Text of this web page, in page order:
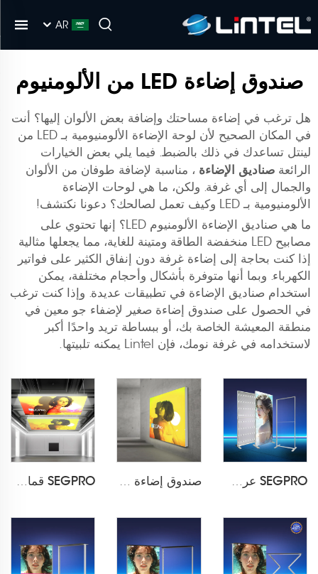
AR
صندوق إضاءة LED من الألومنيوم
هل ترغب في إضاءة مساحتك وإضافة بعض الألوان إليها؟ أنت
في المكان الصحيح لأن لوحة الإضاءة الألومنيومية بـ LED من
لينتل تساعدك في ذلك بالضبط. فيما يلي بعض الخيارات
الرائعة صناديق الإضاءة ، مناسبة لإضافة طوفان من الألوان
والجمال إلى أي غرفة. ولكن، ما هي لوحات الإضاءة
الألومنيومية بـ LED وكيف تعمل لصالحك؟ دعونا نكتشف!
ما هي صناديق الإضاءة الألومنيوم LED؟ إنها تحتوي على
مصابيح LED منخفضة الطاقة ومتينة للغاية، مما يجعلها مثالية
إذا كنت بحاجة إلى إضاءة غرفة دون إنفاق الكثير على فواتير
الكهرباء. وبما أنها متوفرة بأشكال وأحجام مختلفة، يمكن
استخدام صناديق الإضاءة في تطبيقات عديدة. وإذا كنت ترغب
في الحصول على صندوق إضاءة صغير لإضفاء جو معين في
منطقة المعيشة الخاصة بك، أو ببساطة تريد واحدًا أكبر
لاستخدامه في غرفة نومك، فإن Lintel يمكنه تلبيتها.
SEGPRO عرض صندوق الإضاءة الخلفية LT-ALF60 صندوق إضاءة معلق على الحائط بمقاس 60 مم من SEGPRO مع إضاءة خلفية من القماش SEGPRO قماش معلق صندوق إضاءة